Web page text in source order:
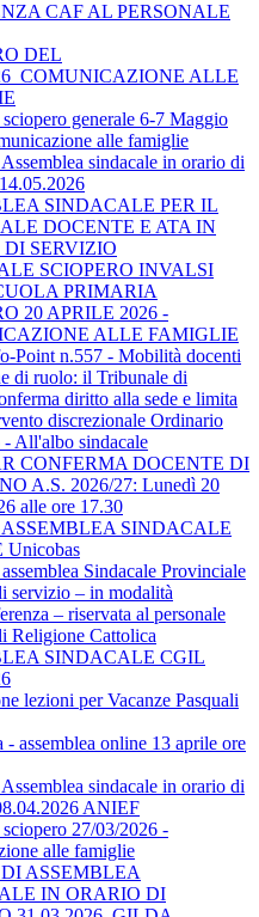
CAF AL PERSONALE
DEL
ALLE
generale 6-7 Maggio
alle famiglie
sindacale in orario di
SINDACALE PER IL
DOCENTE E ATA IN
SERVIZIO
SCIOPERO INVALSI
PRIMARIA
20 APRILE 2026 -
ALLE FAMIGLIE
Point n.557 - Mobilità docenti
di ruolo: il Tribunale di
diritto alla sede e limita
discrezionale Ordinario
- All'albo sindacale
CONFERMA DOCENTE DI
A.S. 2026/27: Lunedì 20
alle ore 17.30
ASSEMBLEA SINDACALE
Sindacale Provinciale
servizio – in modalità
– riservata al personale
Religione Cattolica
SINDACALE CGIL
lezioni per Vacanze Pasquali
- assemblea online 13 aprile ore
sindacale in orario di
ANIEF
27/03/2026 -
alle famiglie
ASSEMBLEA
IN ORARIO DI